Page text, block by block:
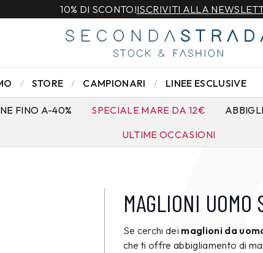
10% DI SCONTO!ISCRIVITI ALLA
FINO A-40% SPECIALE MARE DA 12€
ULTIME OCCASIONI
STORE CAMPIONARI LINEE ESCLUSIVE
MAGLIONI UOMO
Se cerchi dei maglioni da
che ti offre abbigliamento di